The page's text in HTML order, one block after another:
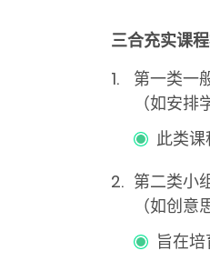
三合充实课
第一类
（如安
此类
第二类
（如创
旨在